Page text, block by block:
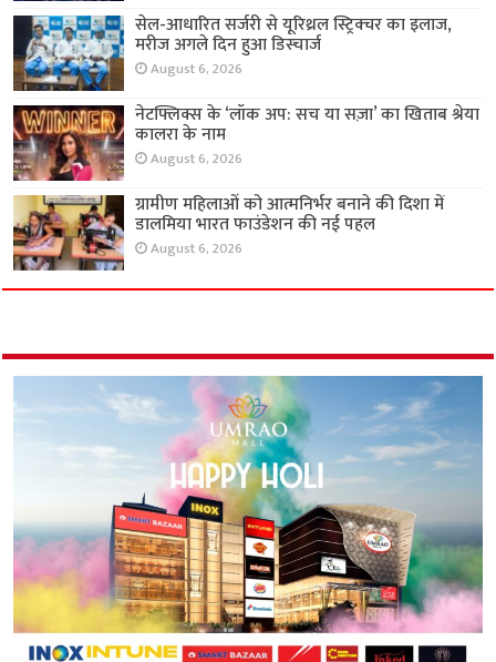
सेल-आधारित सर्जरी से यूरिथ्रल स्ट्रिक्चर का इलाज,
मरीज अगले दिन हुआ डिस्चार्ज
August 6, 2026
नेटफ्लिक्स के ‘लॉक अप: सच या सज़ा’ का खिताब श्रेया
कालरा के नाम
August 6, 2026
ग्रामीण महिलाओं को आत्मनिर्भर बनाने की दिशा में
डालमिया भारत फाउंडेशन की नई पहल
August 6, 2026